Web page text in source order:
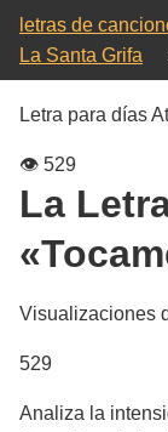
letras de
La Santa Grifa
Letra para días
👁️ 529
La
Visualizaciones
529
Analiza la